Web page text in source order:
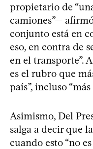
propietario de
camiones”—
conjunto está en
eso, en contra de
en el transporte”.
es el rubro que
país”, incluso
Asimismo, Del
salga a decir que
cuando esto “no